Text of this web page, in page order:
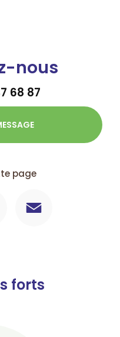
nous
68 87
page
forts